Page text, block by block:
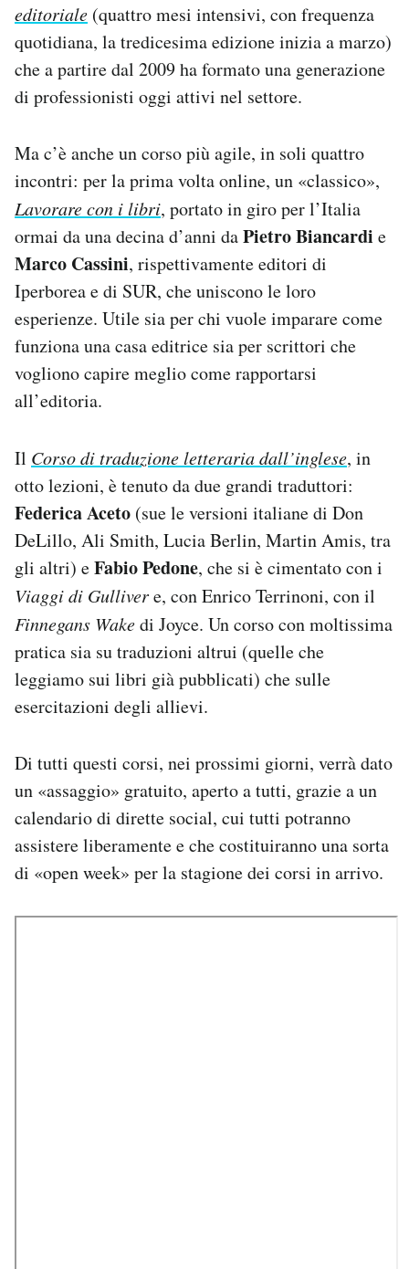
editoriale (quattro mesi intensivi, con frequenza
quotidiana, la tredicesima edizione inizia a marzo)
che a partire dal 2009 ha formato una generazione
di professionisti oggi attivi nel settore.
Ma c’è anche un corso più agile, in soli quattro
incontri: per la prima volta online, un «classico»,
Lavorare con i libri, portato in giro per l’Italia
ormai da una decina d’anni daPietro Biancardi e
Marco Cassini, rispettivamente editori di
Iperborea e di SUR, che uniscono le loro
esperienze. Utile sia per chi vuole imparare come
funziona una casa editrice sia per scrittori che
vogliono capire meglio come rapportarsi
all’editoria.
Il Corso di traduzione letteraria dall’inglese, in
otto lezioni, è tenuto da due grandi traduttori:
Federica Aceto (sue le versioni italiane di Don
DeLillo, Ali Smith, Lucia Berlin, Martin Amis, tra
gli altri) eFabio Pedone, che si è cimentato con i
Viaggi di Gullivere, con Enrico Terrinoni, con il
Finnegans Wakedi Joyce. Un corso con moltissima
pratica sia su traduzioni altrui (quelle che
leggiamo sui libri già pubblicati) che sulle
esercitazioni degli allievi.
Di tutti questi corsi, nei prossimi giorni, verrà dato
un «assaggio» gratuito, aperto a tutti, grazie a un
calendario di dirette social, cui tutti potranno
assistere liberamente e che costituiranno una sorta
di «open week» per la stagione dei corsi in arrivo.